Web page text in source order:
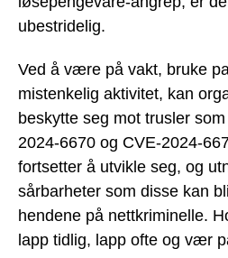
ubestridelig.
Ved å være på vakt, bruke
mistenkelig aktivitet, kan
beskytte seg mot trusler
2024-6670 og CVE-2024-
fortsetter å utvikle seg, og
sårbarheter som disse kan
hendene på nettkriminelle.
lapp tidlig, lapp ofte og vær